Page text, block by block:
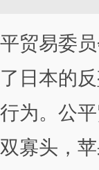
贸易委
日本的
为。公
寡头，